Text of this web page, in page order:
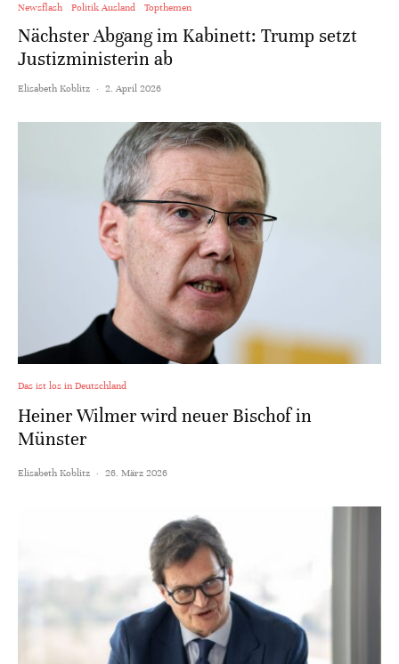
Newsflash Politik Ausland Topthemen
Nächster Abgang im Kabinett: Trump setzt
Justizministerin ab
Elisabeth Koblitz · 2. April 2026
Das ist los in Deutschland
Heiner Wilmer wird neuer Bischof in
Münster
Elisabeth Koblitz · 26. März 2026